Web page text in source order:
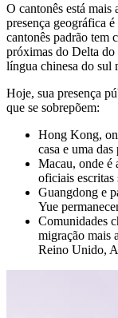
O cantonês está
presença geográfica
cantonês padrão tem
próximas do Delta do
língua chinesa do sul
Hoje, sua presença
que se sobrepõem:
Hong Kong,
casa e uma
Macau, onde é
oficiais escritas
Guangdong e
Yue
Comunidades
migração mais
Reino Unido,